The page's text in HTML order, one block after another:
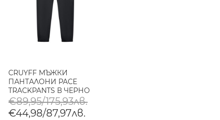
CRUYFF МЪЖКИ
ПАНТАЛОНИ PACE
TRACKPANTS В ЧЕРНО
€89,95/175,93лв.
€44,98/87,97лв.